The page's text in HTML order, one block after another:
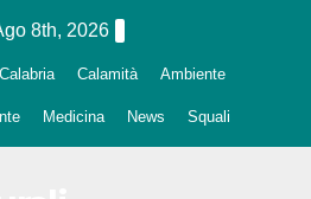
8th, 2026
Calabria Calamità Ambiente
Medicina News Squali